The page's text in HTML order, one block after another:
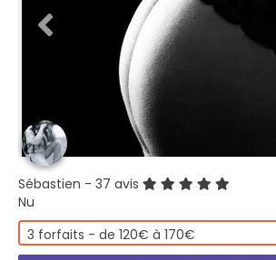
Sébastien - 37 avis
Nu
3 forfaits - de 120€ à 170€